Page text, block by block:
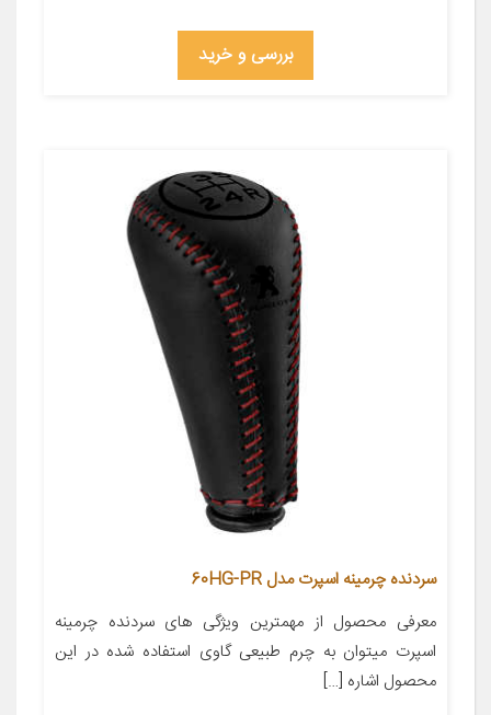
بررسی و خرید
سردنده چرمینه اسپرت مدل 60HG-PR
معرفی محصول از مهمترین ویژگی های سردنده چرمینه
اسپرت میتوان به چرم طبیعی گاوی استفاده شده در این
محصول اشاره […]